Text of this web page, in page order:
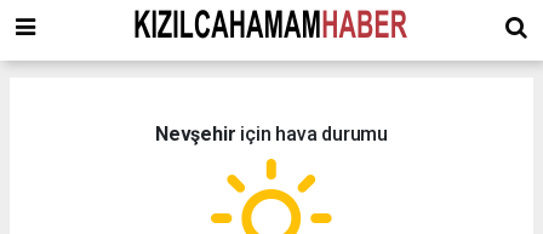
Nevşehir için hava durumu